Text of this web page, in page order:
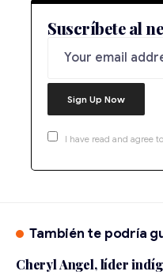
Suscríbete al
I have read and agree
También te podría
Cheryl Angel, líder